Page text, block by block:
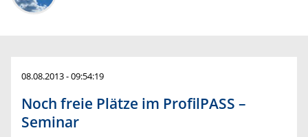
08.08.2013 - 09:54:19
Noch freie Plätze im ProfilPASS –
Seminar